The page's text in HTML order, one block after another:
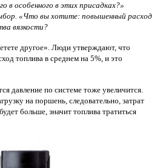
в особенного в этих присадках?»
«Что вы хотите: повышенный расход
вязкости?
другое». Люди утверждают, что
топлива в среднем на 5%, и это
давление по системе тоже увеличится.
на поршень, следовательно, затрат
больше, значит топлива тратиться